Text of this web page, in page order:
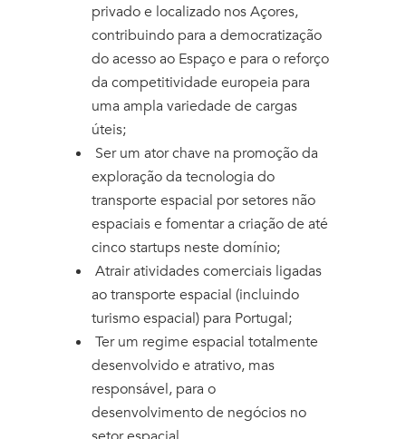
privado e localizado nos Açores,
contribuindo para a democratização
do acesso ao Espaço e para o reforço
da competitividade europeia para
uma ampla variedade de cargas
úteis;
Ser um ator chave na promoção da
exploração da tecnologia do
transporte espacial por setores não
espaciais e fomentar a criação de até
cinco startups neste domínio;
Atrair atividades comerciais ligadas
ao transporte espacial (incluindo
turismo espacial) para Portugal;
Ter um regime espacial totalmente
desenvolvido e atrativo, mas
responsável, para o
desenvolvimento de negócios no